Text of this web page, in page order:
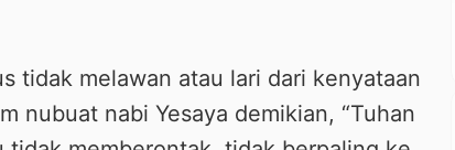
tidak melawan atau lari dari kenyataan
nubuat nabi Yesaya demikian, “Tuhan